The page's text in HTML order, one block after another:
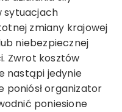
sytuacjach
zmiany krajowej
niebezpiecznej
Zwrot kosztów
nastąpi jedynie
poniósł organizator
poniesione